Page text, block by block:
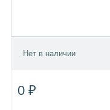
Нет в наличии
0 ₽